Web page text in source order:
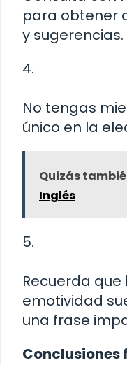
para obtener
y sugerencias.
4.
No tengas
único en la
Quizás
Inglés
5.
Recuerda que
emotividad
una frase
Conclusiones